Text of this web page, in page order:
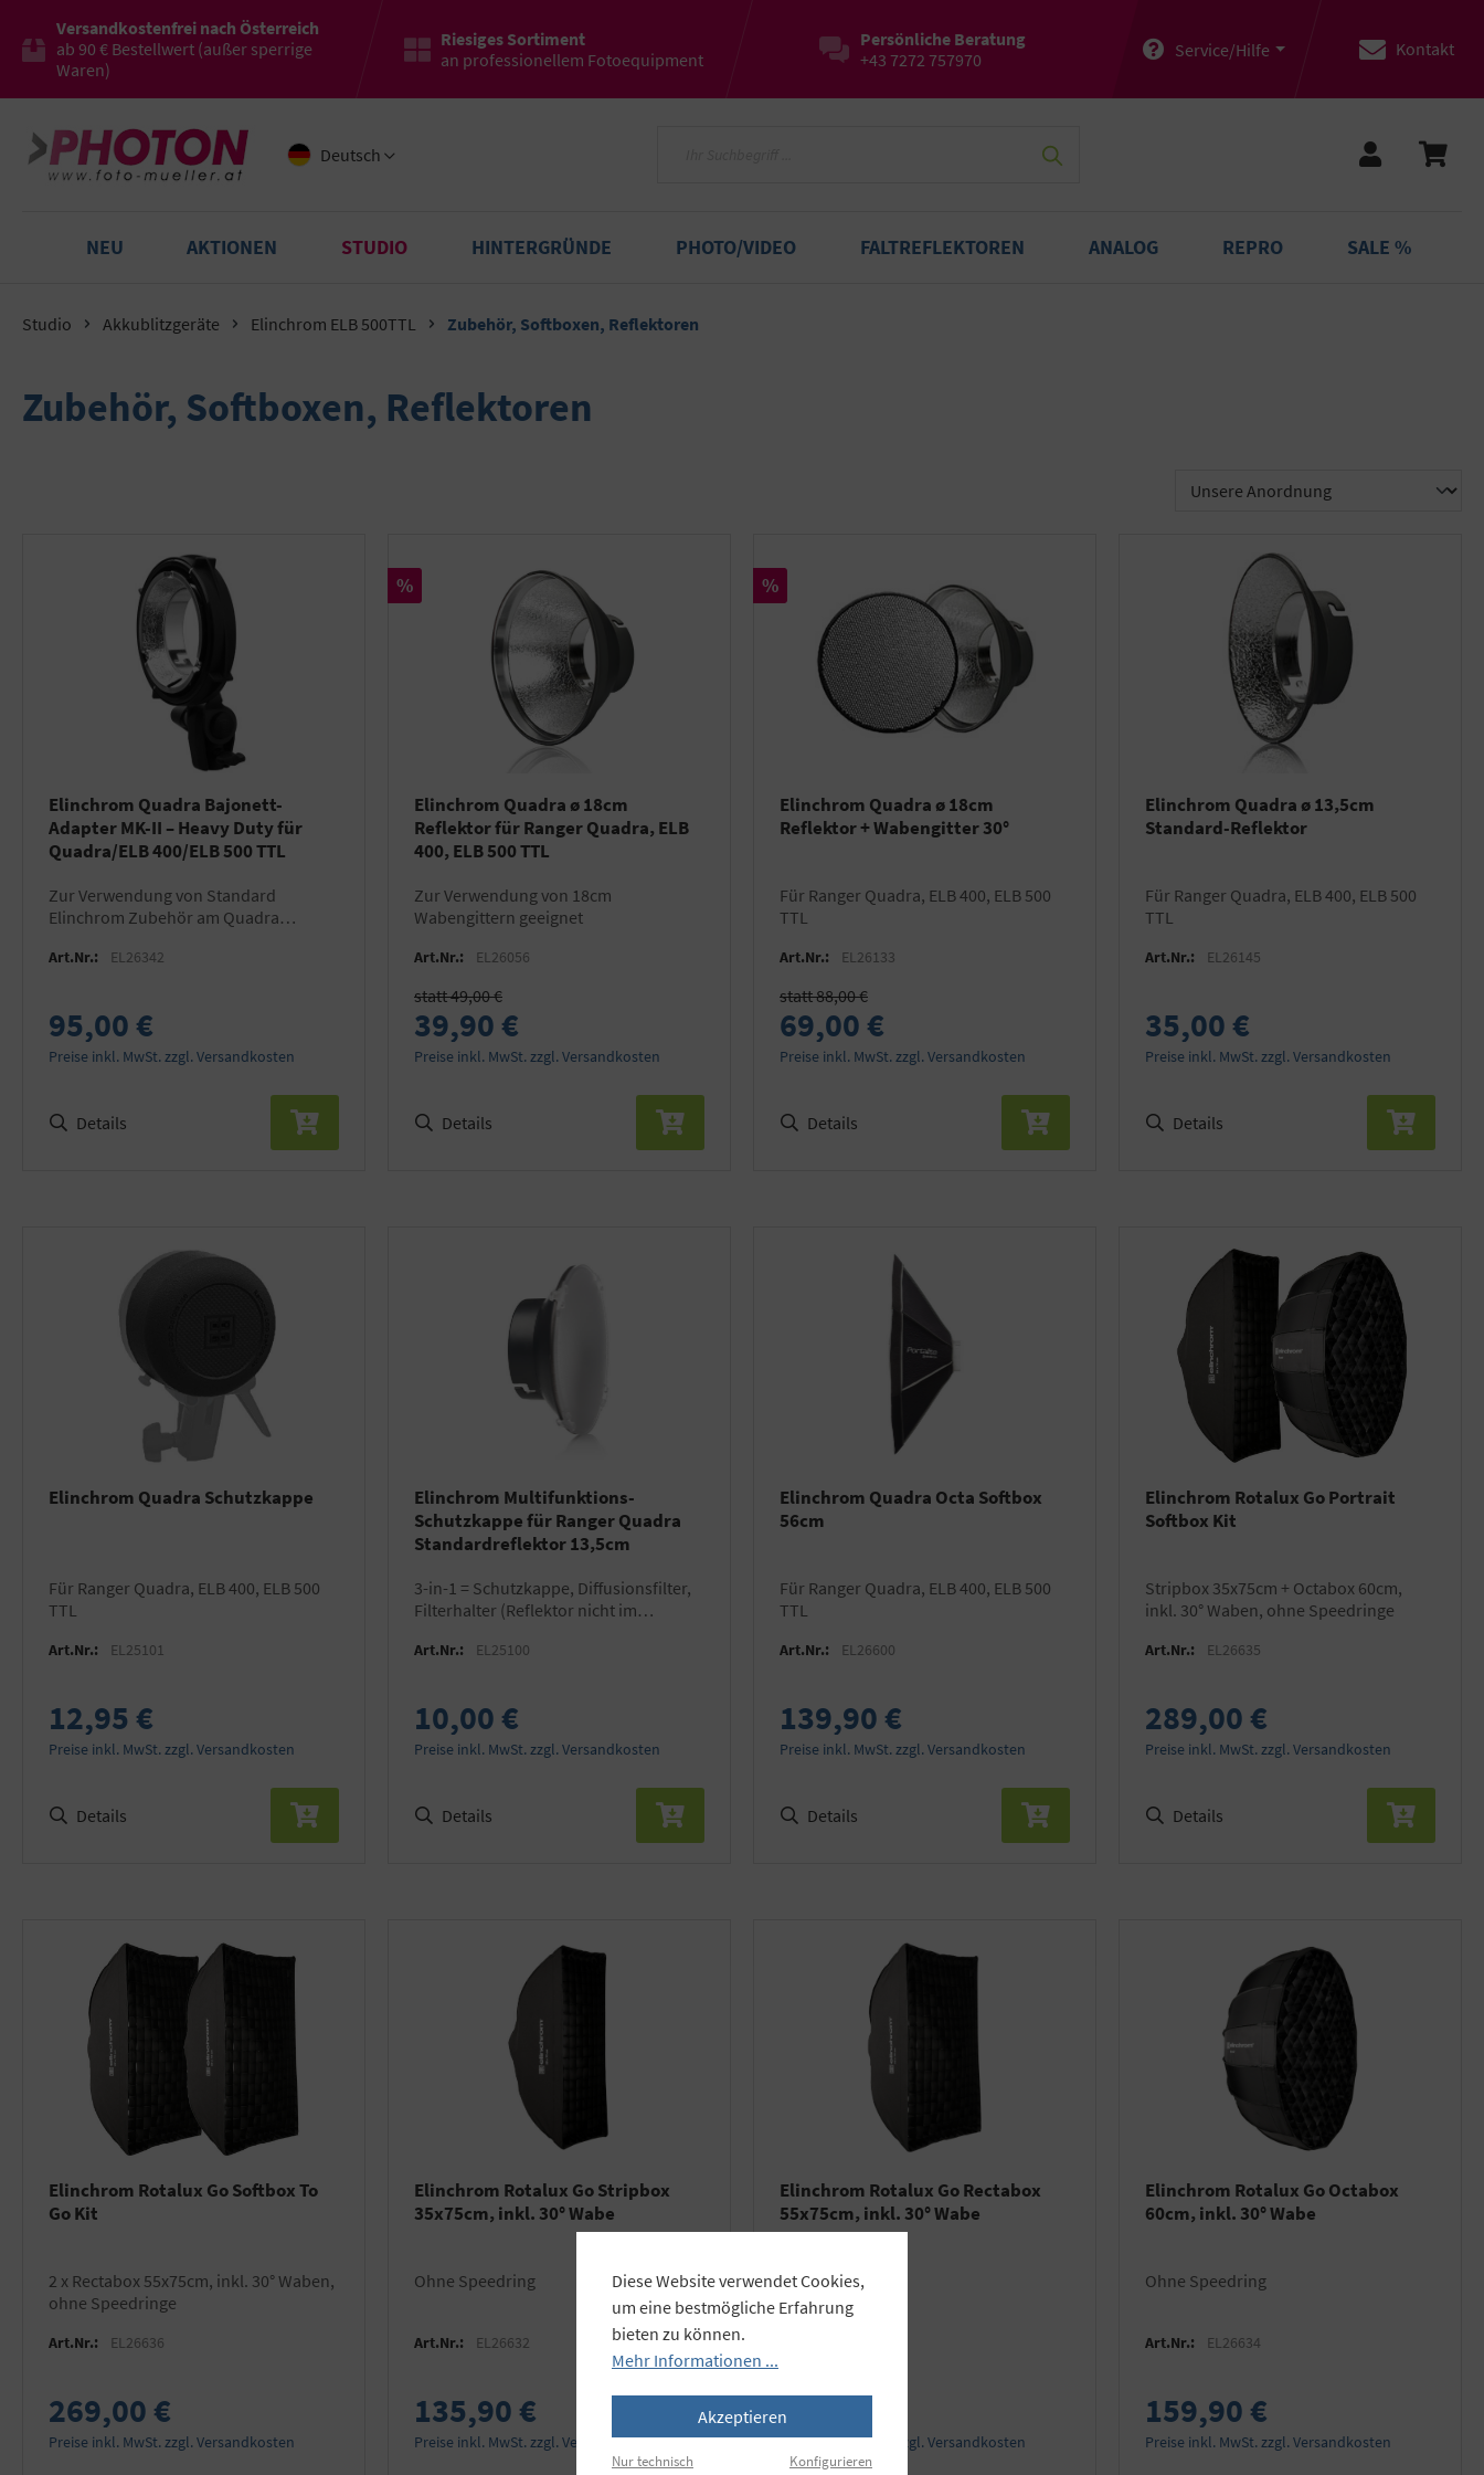
Versandkostenfrei nach Österreich
ab 90 € Bestellwert (außer sperrige
Waren)
Riesiges Sortiment
an professionellem Fotoequipment
Persönliche Beratung
+43 7272 757970
Service/Hilfe Kontakt
Deutsch
NEU AKTIONEN STUDIO HINTERGRÜNDE PHOTO/VIDEO FALTREFLEKTOREN ANALOG REPRO SALE %
Studio Akkublitzgeräte Elinchrom ELB 500TTL Zubehör, Softboxen, Reflektoren
Zubehör, Softboxen, Reflektoren
Elinchrom Quadra Bajonett-
Adapter MK-II – Heavy Duty für
Quadra/ELB 400/ELB 500 TTL
zur Verwendung von Standard
Elinchrom Zubehör am Quadra
Art.Nr.: EL26342
95,00 €
Preise inkl. MwSt. zzgl. Versandkosten
Details
Rabatt
%
Elinchrom Quadra ø 18cm
Reflektor für Ranger Quadra, ELB
400, ELB 500 TTL
zur Verwendung von 18cm
Wabengittern geeignet
Art.Nr.: EL26056
statt 49,00 €
39,90 €
Preise inkl. MwSt. zzgl. Versandkosten
Details
Rabatt
%
Elinchrom Quadra ø 18cm
Reflektor + Wabengitter 30°
für Ranger Quadra, ELB 400, ELB 500
TTL
Art.Nr.: EL26133
statt 88,00 €
69,00 €
Preise inkl. MwSt. zzgl. Versandkosten
Details
Elinchrom Quadra ø 13,5cm
Standard-Reflektor
für Ranger Quadra, ELB 400, ELB 500
TTL
Art.Nr.: EL26145
35,00 €
Preise inkl. MwSt. zzgl. Versandkosten
Details
Elinchrom Quadra Schutzkappe
für Ranger Quadra, ELB 400, ELB 500
TTL
Art.Nr.: EL25101
12,95 €
Preise inkl. MwSt. zzgl. Versandkosten
Details
Elinchrom Multifunktions-
Schutzkappe für Ranger Quadra
Standardreflektor 13,5cm
3-in-1 = Schutzkappe, Diffusionsfilter,
Filterhalter (Reflektor nicht im
Art.Nr.: EL25100
10,00 €
Preise inkl. MwSt. zzgl. Versandkosten
Details
Elinchrom Quadra Octa Softbox
56cm
für Ranger Quadra, ELB 400, ELB 500
TTL
Art.Nr.: EL26600
139,90 €
Preise inkl. MwSt. zzgl. Versandkosten
Details
Elinchrom Rotalux Go Portrait
Softbox Kit
Stripbox 35x75cm + Octabox 60cm,
inkl. 30° Waben, ohne Speedringe
Art.Nr.: EL26635
289,00 €
Preise inkl. MwSt. zzgl. Versandkosten
Details
Elinchrom Rotalux Go Softbox To
Go Kit
2 x Rectabox 55x75cm, inkl. 30° Waben,
ohne Speedringe
Art.Nr.: EL26636
269,00 €
Preise inkl. MwSt. zzgl. Versandkosten
Elinchrom Rotalux Go Stripbox
35x75cm, inkl. 30° Wabe
ohne Speedring
Art.Nr.: EL26632
135,90 €
Preise inkl. MwSt. zzgl. Versandkosten
Elinchrom Rotalux Go Rectabox
55x75cm, inkl. 30° Wabe
ohne Speedring
139,90 €
Preise inkl. MwSt. zzgl. Versandkosten
Elinchrom Rotalux Go Octabox
60cm, inkl. 30° Wabe
ohne Speedring
Art.Nr.: EL26634
159,90 €
Preise inkl. MwSt. zzgl. Versandkosten
Diese Website verwendet Cookies,
um eine bestmögliche Erfahrung
bieten zu können.
Mehr Informationen ...
Akzeptieren
Nur technisch
Konfigurieren